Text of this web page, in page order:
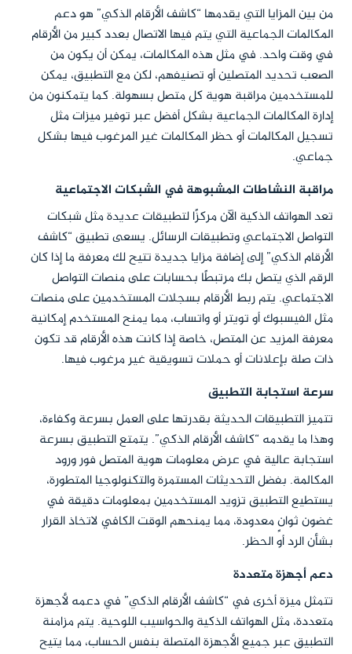
من بين المزايا التي يقدمها “كاشف الأرقام الذكي” هو دعم
المكالمات الجماعية التي يتم فيها الاتصال بعدد كبير من الأرقام
في وقت واحد. في مثل هذه المكالمات، يمكن أن يكون من
الصعب تحديد المتصلين أو تصنيفهم، لكن مع التطبيق، يمكن
للمستخدمين مراقبة هوية كل متصل بسهولة. كما يتمكنون من
إدارة المكالمات الجماعية بشكل أفضل عبر توفير ميزات مثل
تسجيل المكالمات أو حظر المكالمات غير المرغوب فيها بشكل
جماعي.
مراقبة النشاطات المشبوهة في الشبكات الاجتماعية
تعد الهواتف الذكية الآن مركزًا لتطبيقات عديدة مثل شبكات
التواصل الاجتماعي وتطبيقات الرسائل. يسعى تطبيق “كاشف
الأرقام الذكي” إلى إضافة مزايا جديدة تتيح لك معرفة ما إذا كان
الرقم الذي يتصل بك مرتبطًا بحسابات على منصات التواصل
الاجتماعي. يتم ربط الأرقام بسجلات المستخدمين على منصات
مثل الفيسبوك أو تويتر أو واتساب، مما يمنح المستخدم إمكانية
معرفة المزيد عن المتصل، خاصة إذا كانت هذه الأرقام قد تكون
ذات صلة بإعلانات أو حملات تسويقية غير مرغوب فيها.
سرعة استجابة التطبيق
تتميز التطبيقات الحديثة بقدرتها على العمل بسرعة وكفاءة،
وهذا ما يقدمه “كاشف الأرقام الذكي”. يتمتع التطبيق بسرعة
استجابة عالية في عرض معلومات هوية المتصل فور ورود
المكالمة. بفضل التحديثات المستمرة والتكنولوجيا المتطورة،
يستطيع التطبيق تزويد المستخدمين بمعلومات دقيقة في
غضون ثوانٍ معدودة، مما يمنحهم الوقت الكافي لاتخاذ القرار
بشأن الرد أو الحظر.
دعم أجهزة متعددة
تتمثل ميزة أخرى في “كاشف الأرقام الذكي” في دعمه لأجهزة
متعددة، مثل الهواتف الذكية والحواسيب اللوحية. يتم مزامنة
التطبيق عبر جميع الأجهزة المتصلة بنفس الحساب، مما يتيح